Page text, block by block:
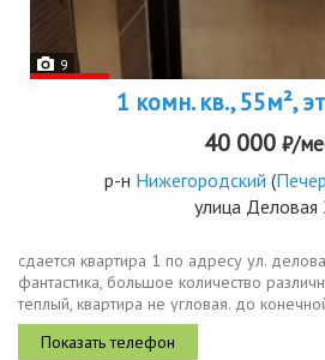
9
1 комн. кв., 55м²,
40 000 ₽/
р-н Нижегородский (
улица Деловая
сдается квартира 1 по адресу ул.
фантастика, большое количество
теплый, квартира не угловая. до
5, 173, автобуса 20 меньше минуты,
доступности...